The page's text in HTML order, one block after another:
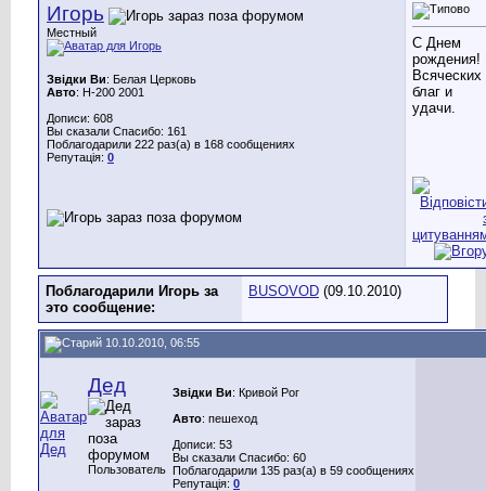
Игорь
Местный
Звідки Ви: Белая Церковь
Авто: H-200 2001
Дописи: 608
Вы сказали Спасибо: 161
Поблагодарили 222 раз(а) в 168 сообщениях
Репутація: 0
С Днем
рождения!
Всяческих
благ и
удачи.
Поблагодарили Игорь за
это сообщение:
BUSOVOD (09.10.2010)
10.10.2010, 06:55
Дед
Пользователь
Звідки Ви: Кривой Рог
Авто: пешеход
Дописи: 53
Вы сказали Спасибо: 60
Поблагодарили 135 раз(а) в 59 сообщениях
Репутація: 0